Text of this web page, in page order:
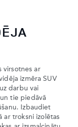
virsotnes ar
izmēra SUV
darbu vai
tie piedāvā
Izbaudiet
ar troksni izolētas